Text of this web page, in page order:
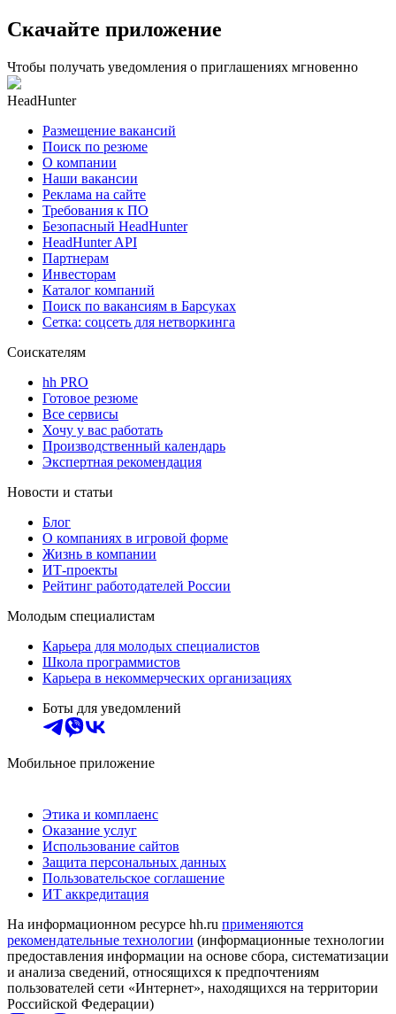
Скачайте приложение
Чтобы получать уведомления о приглашениях мгновенно
HeadHunter
Размещение вакансий
Поиск по резюме
О компании
Наши вакансии
Реклама на сайте
Требования к ПО
Безопасный HeadHunter
HeadHunter API
Партнерам
Инвесторам
Каталог компаний
Поиск по вакансиям в Барсуках
Сетка: соцсеть для нетворкинга
Соискателям
hh PRO
Готовое резюме
Все сервисы
Хочу у вас работать
Производственный календарь
Экспертная рекомендация
Новости и статьи
Блог
О компаниях в игровой форме
Жизнь в компании
ИТ-проекты
Рейтинг работодателей России
Молодым специалистам
Карьера для молодых специалистов
Школа программистов
Карьера в некоммерческих организациях
Боты для уведомлений
Мобильное приложение
Этика и комплаенс
Оказание услуг
Использование сайтов
Защита персональных данных
Пользовательское соглашение
ИТ аккредитация
На информационном ресурсе hh.ru применяются
рекомендательные технологии (информационные технологии
предоставления информации на основе сбора, систематизации
и анализа сведений, относящихся к предпочтениям
пользователей сети «Интернет», находящихся на территории
Российской Федерации)